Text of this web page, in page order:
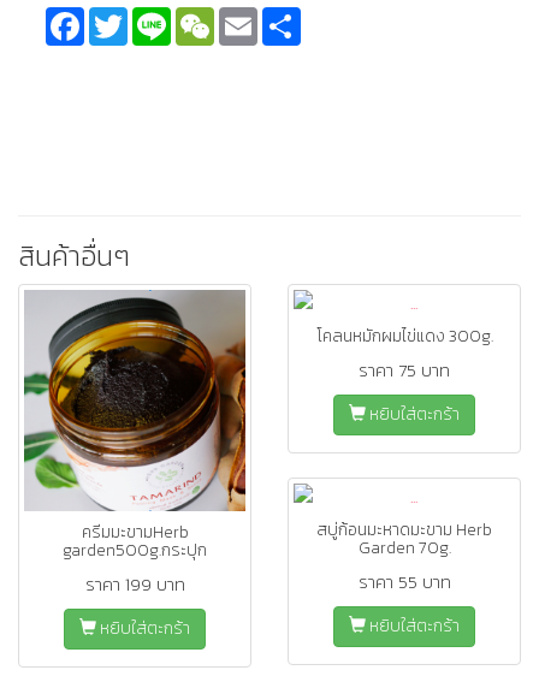
Facebook
TwitterLine WeChatEmailShare
สินค้าอื่นๆ
ครีมมะขามHerb
garden500g.กระปุก
ราคา 199 บาท
หยิบใส่ตะกร้า
โคลนหมักผมไข่แดง 300g.
ราคา 75 บาท
หยิบใส่ตะกร้า
สบู่ก้อนมะหาดมะขาม Herb
Garden 70g.
ราคา 55 บาท
หยิบใส่ตะกร้า